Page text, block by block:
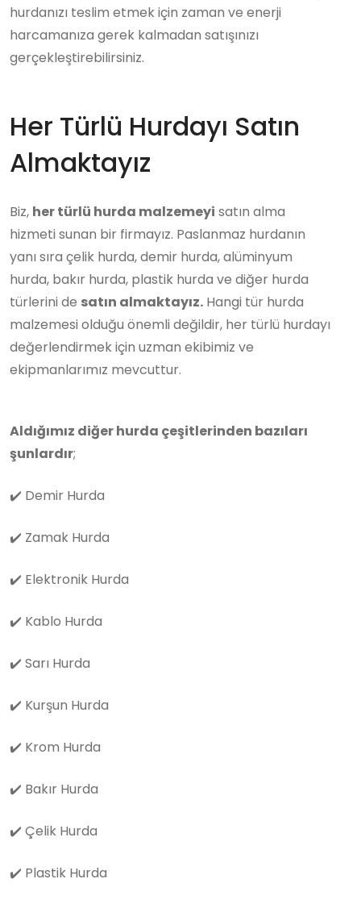
hurdanızı teslim etmek için zaman ve enerji
harcamanıza gerek kalmadan satışınızı
gerçekleştirebilirsiniz.
Her Türlü Hurdayı Satın
Almaktayız
Biz, her türlü hurda malzemeyi satın alma
hizmeti sunan bir firmayız. Paslanmaz hurdanın
yanı sıra çelik hurda, demir hurda, alüminyum
hurda, bakır hurda, plastik hurda ve diğer hurda
türlerini de satın almaktayız. Hangi tür hurda
malzemesi olduğu önemli değildir, her türlü hurdayı
değerlendirmek için uzman ekibimiz ve
ekipmanlarımız mevcuttur.
Aldığımız diğer hurda çeşitlerinden bazıları
şunlardır;
✔️ Demir Hurda
✔️ Zamak Hurda
✔️ Elektronik Hurda
✔️ Kablo Hurda
✔️ Sarı Hurda
✔️ Kurşun Hurda
✔️ Krom Hurda
✔️ Bakır Hurda
✔️ Çelik Hurda
✔️ Plastik Hurda